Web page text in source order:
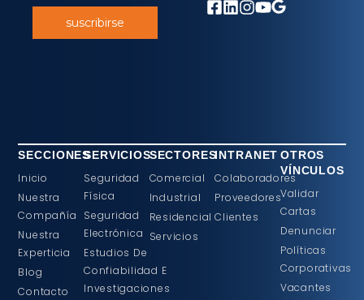
suscribirse
SECCIONES
Inicio
Nuestra
Compañía
Nuestra
Experticia
Blog
Contacto
SERVICIOS
Seguridad
Física
Seguridad
Electrónica
Estudios De
Confiabilidad E
Investigaciones
SECTORES
Comercial
Industrial
Residencial
Servicios
INTRANET
Colaboradores
Proveedores
Clientes
OTROS
VÍNCULOS
Validar
Cartas
Denunciar
Políticas
Corporativas
Vacantes